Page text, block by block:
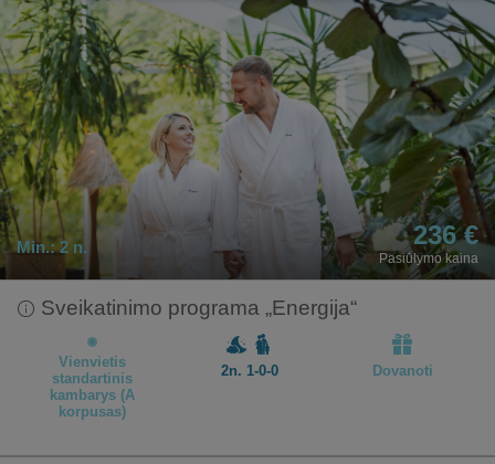
Min.: 2 n. 236 €
Pasiūlymo kaina
Sveikatinimo programa „Energija“
Dovanoti
Vienvietis
standartinis
kambarys (A
korpusas)
2n. 1-0-0